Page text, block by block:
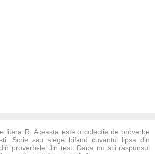
litera R. Aceasta este o colectie de proverbe
Scrie sau alege bifand cuvantul lipsa din
proverbele din test. Daca nu stii raspunsul